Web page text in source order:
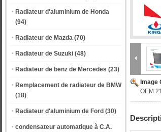
Radiateur d'aluminium de Honda
(94)
Radiateur de Mazda (70)
Radiateur de Suzuki (48)
Radiateur de benz de Mercedes (23)
Remplacement de radiateur de BMW
(18)
Radiateur d'aluminium de Ford (30)
condensateur automatique à C.A.
Image
OEM